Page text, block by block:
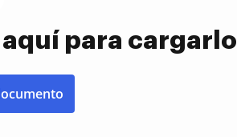
para cargarlo